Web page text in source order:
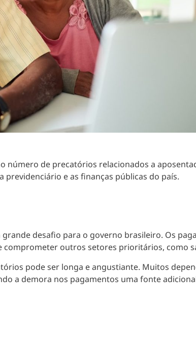
de precatórios relacionados a
e as finanças públicas do país.
desafio para o governo brasileiro. Os
outros setores prioritários, como
pode ser longa e angustiante. Muitos
a demora nos pagamentos uma fonte